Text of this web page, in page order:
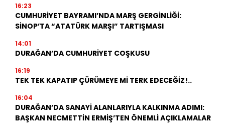
16:23
CUMHURİYET BAYRAMI’NDA MARŞ GERGİNLİĞİ:
SİNOP’TA “ATATÜRK MARŞI” TARTIŞMASI
14:01
DURAĞAN’DA CUMHURİYET COŞKUSU
16:19
TEK TEK KAPATIP ÇÜRÜMEYE Mİ TERK EDECEĞİZ!..
16:04
DURAĞAN’DA SANAYİ ALANLARIYLA KALKINMA ADIMI:
BAŞKAN NECMETTİN ERMİŞ’TEN ÖNEMLİ AÇIKLAMALAR